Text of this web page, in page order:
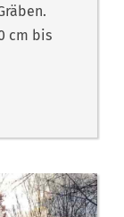
cm bis